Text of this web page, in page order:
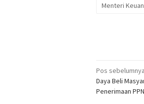
Menteri
Navigasi
pos
Pos sebelumnya
Daya Beli
Penerimaan